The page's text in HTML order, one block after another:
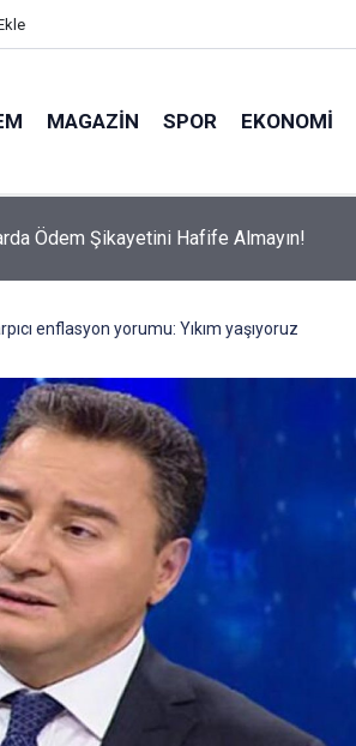
MAGAZIN SPOR EKONOMI
Ödem Şikayetini Hafife Almayın!
enflasyon yorumu: Yıkım yaşıyoruz